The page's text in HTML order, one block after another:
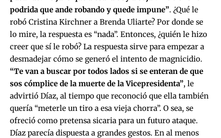
podrida que ande robando y quede impune”. ¿Qué le
robó Cristina Kirchner a Brenda Uliarte? Por donde se
lo mire, la respuesta es “nada”. Entonces, ¿quién le hizo
creer que sí le robó? La respuesta sirve para empezar a
desmadejar cómo se generó el intento de magnicidio.
“Te van a buscar por todos lados si se enteran de que
sos cómplice de la muerte de la Vicepresidenta”, le
advirtió Díaz, al tiempo que reconoció que ella también
quería “meterle un tiro a esa vieja chorra”. O sea, se
ofreció como pretensa sicaria para un futuro ataque.
Díaz parecía dispuesta a grandes gestos. En al menos